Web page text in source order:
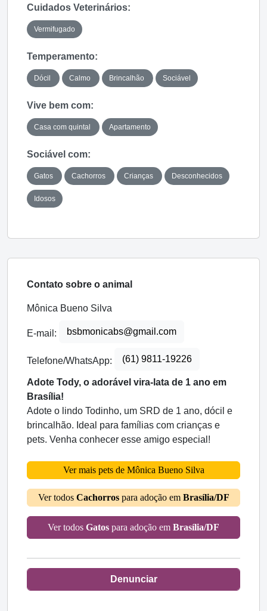
Cuidados Veterinários:
Vermifugado
Temperamento:
Dócil Calmo Brincalhão Sociável
Vive bem com:
Casa com quintal Apartamento
Sociável com:
Gatos Cachorros Crianças Desconhecidos
Idosos
Contato sobre o animal
Mônica Bueno Silva
E-mail: bsbmonicabs@gmail.com
Telefone/WhatsApp: (61) 9811-19226
Adote Tody, o adorável vira-lata de 1 ano em
Brasília!
Adote o lindo Todinho, um SRD de 1 ano, dócil e
brincalhão. Ideal para famílias com crianças e
pets. Venha conhecer esse amigo especial!
Ver mais pets de Mônica Bueno Silva
Ver todos Cachorrospara adoção em Brasília/DF
Ver todos Gatos para adoção em Brasília/DF
Denunciar